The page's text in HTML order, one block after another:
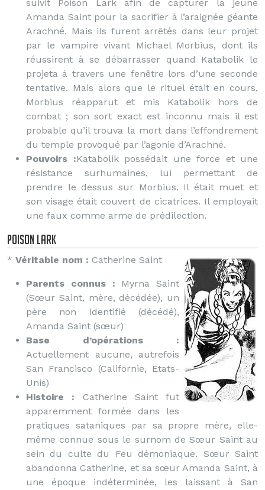
suivit Poison Lark afin de capturer la jeune
Amanda Saint pour la sacrifier à l’araignée géante
Arachné. Mais ils furent arrêtés dans leur projet
par le vampire vivant Michael Morbius, dont ils
réussirent à se débarrasser quand Katabolik le
projeta à travers une fenêtre lors d’une seconde
tentative. Mais alors que le rituel était en cours,
Morbius réapparut et mis Katabolik hors de
combat ; son sort exact est inconnu mais il est
probable qu’il trouva la mort dans l’effondrement
du temple provoqué par l’agonie d’Arachné.
Pouvoirs :Katabolik possédait une force et une
résistance surhumaines, lui permettant de
prendre le dessus sur Morbius. Il était muet et
son visage était couvert de cicatrices. Il employait
une faux comme arme de prédilection.
Poison Lark
* Véritable nom : Catherine Saint
Parents connus : Myrna Saint
(Sœur Saint, mère, décédée), un
père non identifié (décédé),
Amanda Saint (sœur)
Base d’opérations :
Actuellement aucune, autrefois
San Francisco (Californie, Etats-
Unis)
Histoire : Catherine Saint fut
apparemment formée dans les
pratiques sataniques par sa propre mère, elle-
même connue sous le surnom de Sœur Saint au
sein du culte du Feu démoniaque. Sœur Saint
abandonna Catherine, et sa sœur Amanda Saint, à
une époque indéterminée, les laissant à San